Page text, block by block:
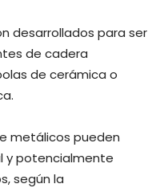
desarrollados para ser
de cadera
de cerámica o
metálicos pueden
y potencialmente
según la